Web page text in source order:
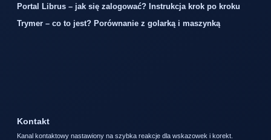
Portal Librus – jak się zalogować? Instrukcja krok po kroku
Trymer – co to jest? Porównanie z golarką i maszynką
Kontakt
Kanal kontaktowy nastawiony na szybka reakcje dla wskazowek i korekt.